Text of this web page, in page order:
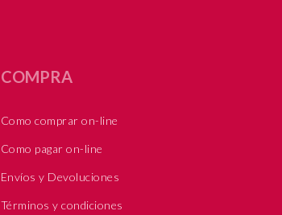
COMPRA
Como comprar on-line
Como pagar on-line
Envíos y Devoluciones
Términos y condiciones